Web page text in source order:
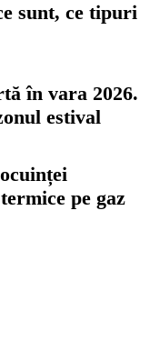
sunt, ce tipuri
în vara 2026.
estival
pe gaz